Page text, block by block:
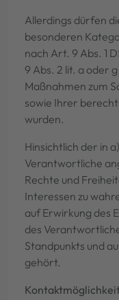
Allerdings dürfen
besonderen
nach Art. 9 Abs. 1
9 Abs. 2 lit. a oder
Maßnahmen zum
sowie Ihrer
wurden.
Hinsichtlich der in
Verantwortliche
Rechte und
Interessen zu
auf Erwirkung des
des
Standpunkts und
gehört.